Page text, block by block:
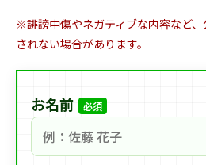
※誹謗中傷やネガティブな内容など
されない場合があります。
お名前 必須